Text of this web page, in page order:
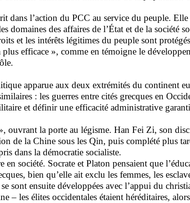
dans l’action du PCC au service du peuple.
domaines des affaires de l’État et de la société
et les intérêts légitimes du peuple sont
efficace », comme en témoigne le
apparue aux deux extrémités du continent
: les guerres entre cités grecques en
et définir une efficacité administrative
ouvrant la porte au légisme. Han Fei Zi, son
de la Chine sous les Qin, puis complété plus
dans la démocratie socialiste.
société. Socrate et Platon pensaient que
bien qu’elle ait exclu les femmes, les
sont ensuite développées avec l’appui du
les élites occidentales étaient héréditaires,